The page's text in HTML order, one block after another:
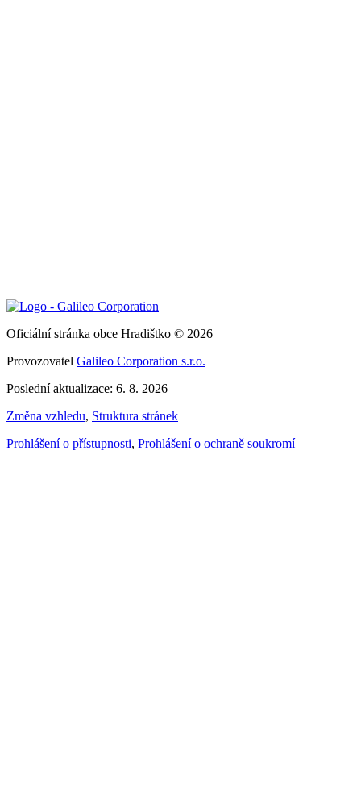
Oficiální stránka obce Hradištko © 2026
Provozovatel Galileo Corporation s.r.o.
Poslední aktualizace: 6. 8. 2026
Změna vzhledu, Struktura stránek
Prohlášení o přístupnosti, Prohlášení o ochraně soukromí